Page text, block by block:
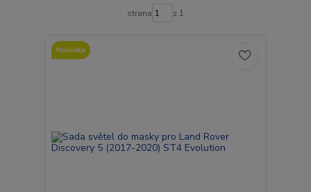
strana z 1
Novinka